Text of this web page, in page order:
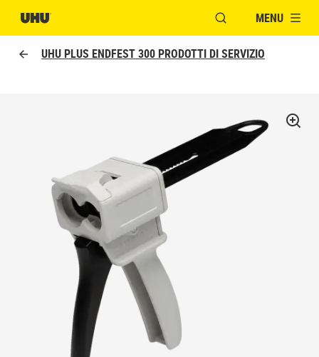
APRI FINESTRA
MENU
UHU PLUS ENDFEST 300 PRODOTTI DI SERVIZIO